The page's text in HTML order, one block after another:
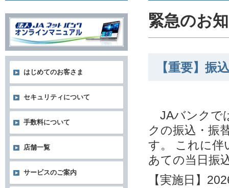
緊急のお
【重要】振
JAバンクで
クの振込・振
す。 これに伴
あての当日振
【実施日】
はじめてのお客さま
セキュリティについて
手数料について
店舗一覧
サービスのご案内